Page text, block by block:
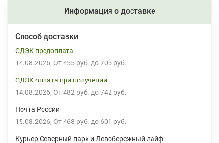
Информация о доставке
Способ доставки
СДЭК предоплата
14.08.2026 От 455 руб. до 705 руб.
СДЭК оплата при получении
14.08.2026 От 482 руб. до 742 руб.
Почта России
15.08.2026 От 468 руб. до 601 руб.
Курьер Северный парк и Левобережный лайф